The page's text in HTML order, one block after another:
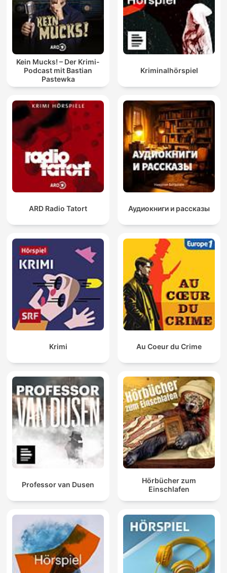
Kein Mucks! – Der Krimi-
Podcast mit Bastian
Pastewka
Kriminalhörspiel
ARD Radio Tatort Аудиокниги и рассказы
Krimi Au Coeur du Crime
Professor van Dusen
Hörbücher zum
Einschlafen